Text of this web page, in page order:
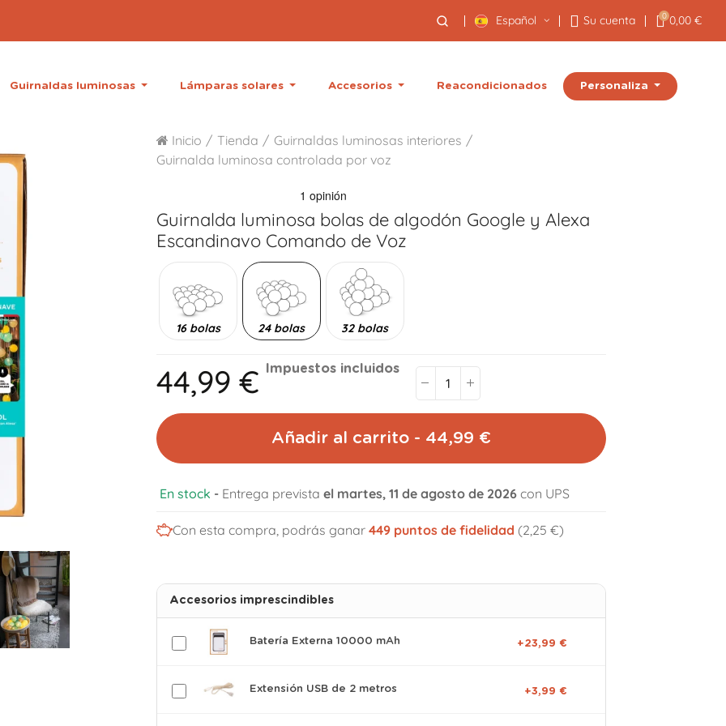
Español Su cuenta 0 0,00 €
Guirnaldas luminosas Lámparas solares Accesorios Reacondicionados Personaliza
Inicio Tienda
Guirnaldas luminosas interiores
Guirnalda luminosa controlada por voz
Guirnalda luminosa bolas de algodón Google y Alexa
Escandinavo Comando de Voz
16 bolas 24 bolas 32 bolas
44,99 € Impuestos incluidos
Añadir al carrito - 44,99 €
En stock - Entrega prevista el martes, 11 de agosto de 2026 con UPS
Con esta compra, podrás ganar 449puntos de fidelidad (2,25 €)
Accesorios imprescindibles
Batería Externa 10000 mAh +23,99 €
Extensión USB de 2 metros +3,99 €